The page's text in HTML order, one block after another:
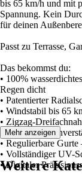
bis 65 km/h und mit
Spannung. Kein
für deinen
Passt zu Terrasse,
Das bekommst du:
• 100%
Regen dicht
• Patentierter
• Windstabil bis 65
• Zigzag-
• 5-lagige
• Regulierbare
• Vollständiger UV-
• Digitaler
Mehr anzeigen
Weitere